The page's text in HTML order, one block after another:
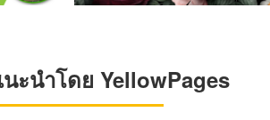
ะนำโดย YellowPages